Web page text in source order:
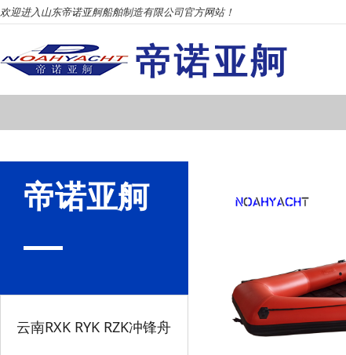
欢迎进入山东帝诺亚舸船舶制造有限公司官方网站！
帝诺亚舸
云南RXK RYK RZK冲锋舟